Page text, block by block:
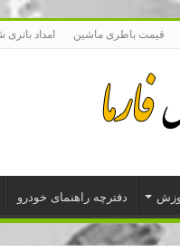
قیمت باطری ماشین امداد
دفترچه راهنمای خودرو